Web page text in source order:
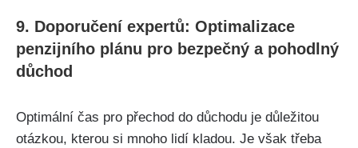
9. Doporučení expertů: Optimalizace
penzijního plánu pro bezpečný a pohodlný
důchod
Optimální čas pro přechod do důchodu je důležitou
otázkou, kterou si mnoho lidí kladou. Je však třeba